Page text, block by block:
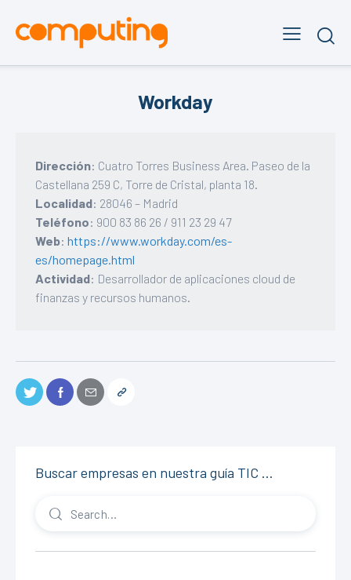
Workday
Dirección: Cuatro Torres Business Area. Paseo de la
Castellana 259 C, Torre de Cristal, planta 18.
Localidad: 28046 – Madrid
Teléfono: 900 83 86 26 / 911 23 29 47
Web: https://www.workday.com/es-
es/homepage.html
Actividad: Desarrollador de aplicaciones cloud de
finanzas y recursos humanos.
Buscar empresas en nuestra guía TIC …